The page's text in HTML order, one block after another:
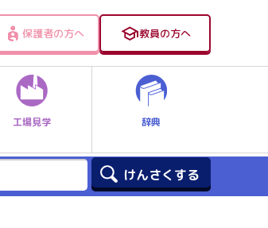
保護者の方へ 教員の方へ
工場見学 辞典